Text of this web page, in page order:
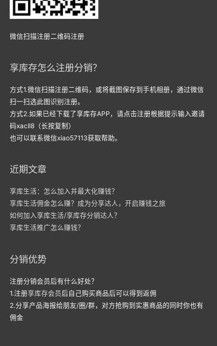
微信扫描注册二维码注册
享库存怎么注册分销？
方式1.微信扫描注册二维码，或将截图保存到手机相册，通过微信
扫一扫选此图识别注册。
方式2.如果已经下载了享库存APP，请点击注册根据提示输入邀请
码xacll8（长按复制）
也可以联系微信xiao57113获取帮助。
近期文章
享库生活：怎么加入并最大化赚钱？
享库生活佣金怎么赚？成为分享达人，开启赚钱之旅
如何加入享库生活/享库存分销达人？
享库生活推广怎么赚钱？
分销优势
注册分销会员后有什么好处？
1.注册享库存会员后自己购买商品后可以得到返佣
2.分享产品海报给朋友/圈/群，对方抢购到实惠商品的同时你也有
佣金